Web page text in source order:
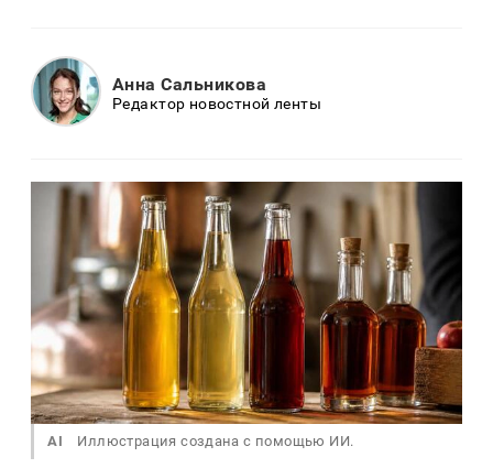
Анна Сальникова
Редактор новостной ленты
AI Иллюстрация создана с помощью ИИ.